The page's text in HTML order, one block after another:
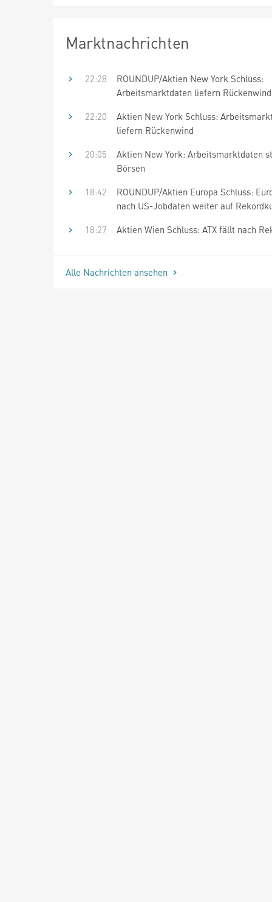
Marktnachrichten
22:28
ROUNDUP/Aktien New York Schluss:
Arbeitsmarktdaten liefern Rückenwind
22:20
Aktien New York Schluss:
liefern Rückenwind
20:05
Aktien New York: Arbeitsmarktdaten
Börsen
18:42
ROUNDUP/Aktien Europa Schluss:
nach US-Jobdaten weiter auf
18:27
Aktien Wien Schluss: ATX fällt nach
Alle Nachrichten ansehen